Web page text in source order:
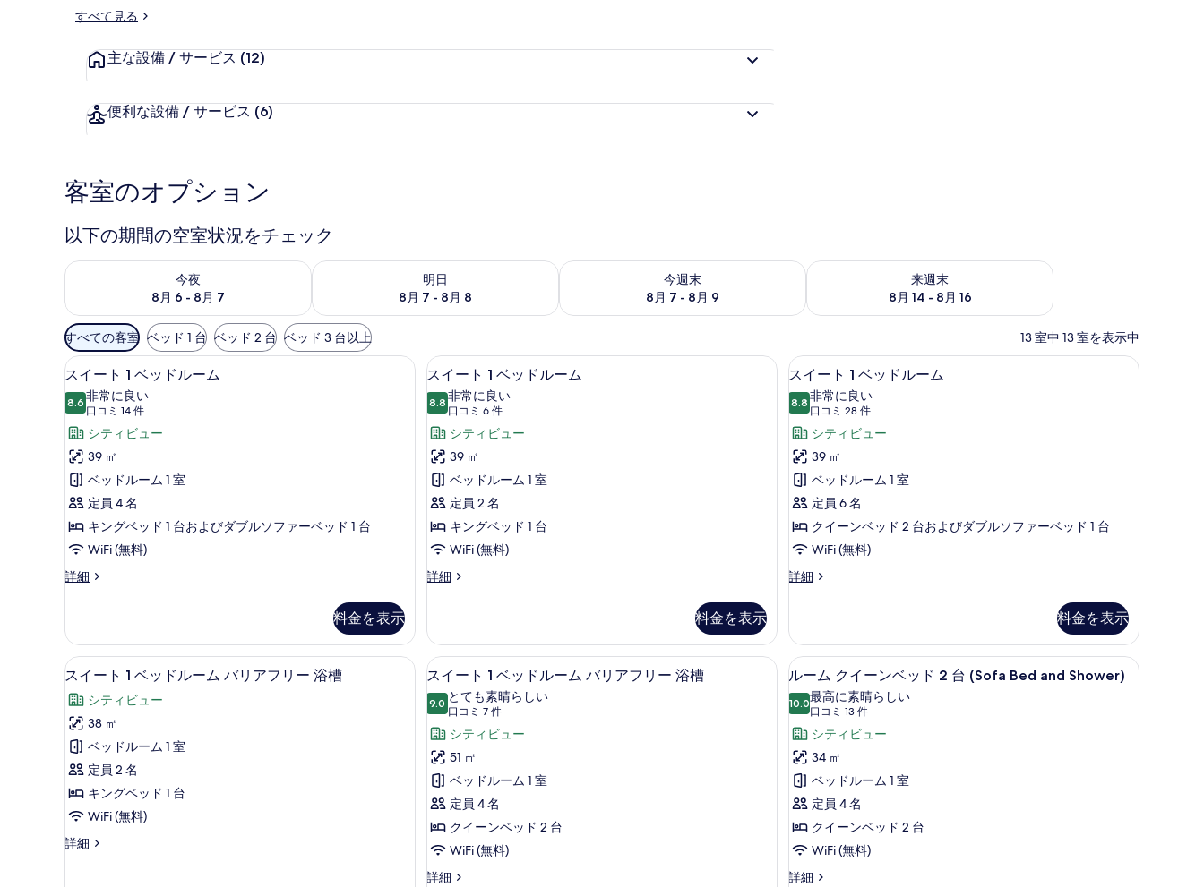
ト
真
ギ
ャ
リ
ー
すべて見る
主な設備 / サービス (12)
便利な設備 / サービス (6)
客室のオプション
以下の期間の空室状況をチェック
今夜
8月 6 - 8月 7
今夜 8月 6 - 8月 7 の空室状況をチェック
明日
8月 7 - 8月 8
明日 8月 7 - 8月 8 の空室状況をチェック
今週末
8月 7 - 8月 9
今週末 8月 7 - 8月 9 の空室状況をチェック
来週末
8月 14 - 8月 16
来週末 8月 14 - 8月 16 の空室状況をチェック
利
用
可
能
な
客
室
の
絞
り
込
み
条
件
すべての客室 ベッド 1 台 ベッド 2 台 ベッド 3 台以上 13 室中 13 室を表示中
ス
イ
ー
ト
1
ベ
ッ
ド
ル
ー
す
べ
て
の
写
真
を
表
示
す
7
スイート 1 ベッドルーム
8.610 点中 8.6
非常に良い
口コミ 14 件
(口
コ
ミ
14
件)
シティビュー
39 ㎡
ベッドルーム 1 室
定員 4 名
キングベッド 1 台およびダブルソファーベッド 1 台
WiFi (無料)
詳細
ス
1
ベ
ッ
ル
ー
ム
の
詳
細
料金を表示
ス
イ
ー
ト
1
ベ
ッ
ド
ル
ー
す
べ
て
の
写
真
を
表
示
す
る
7
スイート 1 ベッドルーム
8.810 点中 8.8
非常に良い
口コミ 6 件
(口
コ
ミ
件)
シティビュー
39 ㎡
ベッドルーム 1 室
定員 2 名
キングベッド 1 台
WiFi (無料)
詳細
ス
1
ベ
ッ
ル
ム
の
詳
細
料金を表示
ス
イ
ー
ト
1
ベ
ッ
ド
ル
ー
す
べ
て
の
写
真
を
表
示
す
る
8
スイート 1 ベッドルーム
8.810 点中 8.8
非常に良い
口コミ 28 件
(口
コ
ミ
28
件)
シティビュー
39 ㎡
ベッドルーム 1 室
定員 6 名
クイーンベッド 2 台およびダブルソファーベッド 1 台
WiFi (無料)
詳細
ス
1
ベ
ッ
ル
ム
の
詳
細
料金を表示
ス
イ
ー
ト
ベ
ッ
ド
ル
7
スイート 1 ベッドルーム バリアフリー 浴槽
シティビュー
38 ㎡
ベッドルーム 1 室
定員 2 名
キングベッド 1 台
WiFi (無料)
詳細
ス
ス
イ
ー
ト
1
ベ
ッ
ド
ル
ー
7
スイート 1 ベッドルーム バリアフリー 浴槽
9.010 点中 9.0
とても素晴らしい
口コミ 7 件
(口
コ
ミ
件)
シティビュー
51 ㎡
ベッドルーム 1 室
定員 4 名
クイーンベッド 2 台
WiFi (無料)
詳細
ス
ル
ー
ム
ク
イ
ー
ン
ベ
ッ
ド
セーフティボックス (室内)、デスク、ノー
4
ルーム クイーンベッド 2 台 (Sofa Bed and Shower)
10.010 点中 10.0
最高に素晴らしい
口コミ 13 件
(口
コ
ミ
13
件)
シティビュー
34 ㎡
ベッドルーム 1 室
定員 4 名
クイーンベッド 2 台
WiFi (無料)
詳細
ル